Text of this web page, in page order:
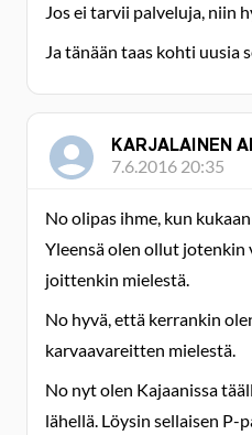
Jos ei tarvii palveluja, niin
Ja tänään taas kohti uusia
KARJALAINEN
7.6.2016 20:35
No olipas ihme, kun
Yleensä olen ollut jotenkin
joittenkin mielestä.
No hyvä, että kerrankin
karvaavareitten mielestä.
No nyt olen Kajaanissa
lähellä. Löysin sellaisen P-